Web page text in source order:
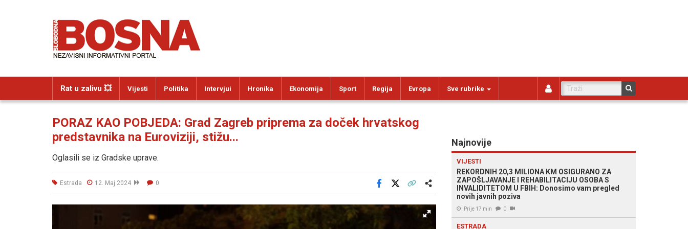
Rat u zalivu 💥 Vijesti Politika Intervjui Hronika Ekonomija Sport Regija Evropa Sve rubrike
PORAZ KAO POBJEDA: Grad Zagreb priprema za doček hrvatskog
predstavnika na Euroviziji, stižu...
Oglasili se iz Gradske uprave.
Estrada 12. Maj 2024 0
Facebook
Najnovije
VIJESTI
REKORDNIH 20,3 MILIONA KM OSIGURANO ZA
ZAPOŠLJAVANJE I REHABILITACIJU OSOBA S
INVALIDITETOM U FBIH: Donosimo vam pregled
novih javnih poziva
Prije 17 min 0
ESTRADA